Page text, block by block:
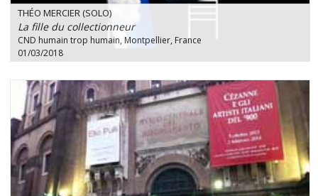
THÉO MERCIER (SOLO)
La fille du collectionneur
CND humain trop humain, Montpellier, France
01/03/2018